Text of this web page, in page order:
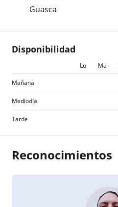
Guasca
Disponibilidad
Lu Ma
Mañana
Mediodía
Tarde
Reconocimientos